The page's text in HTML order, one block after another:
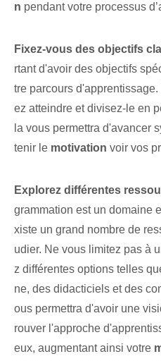
n pendant votre processus
Fixez-vous des objectifs
rtant d'avoir des objectifs
tre parcours
ez atteindre et⁢ divisez-le en
la vous permettra d'avancer
tenir le motivation voir vos
Explorez différentes
grammation est un domaine
xiste un grand nombre de
udier. Ne vous limitez pas à
z différentes options telles
ne, des didacticiels et des
ous permettra d'avoir une
rouver l'approche
eux, augmentant ainsi votre